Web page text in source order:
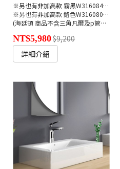
※另也有非加高款 霧黑W3160849-TW4
※另也有非加高款 鉻色W3160801-TW4
(海廷頓 商品不含三角凡爾及p管，加購另計900元)
NT$5,980$9,200
詳細介紹